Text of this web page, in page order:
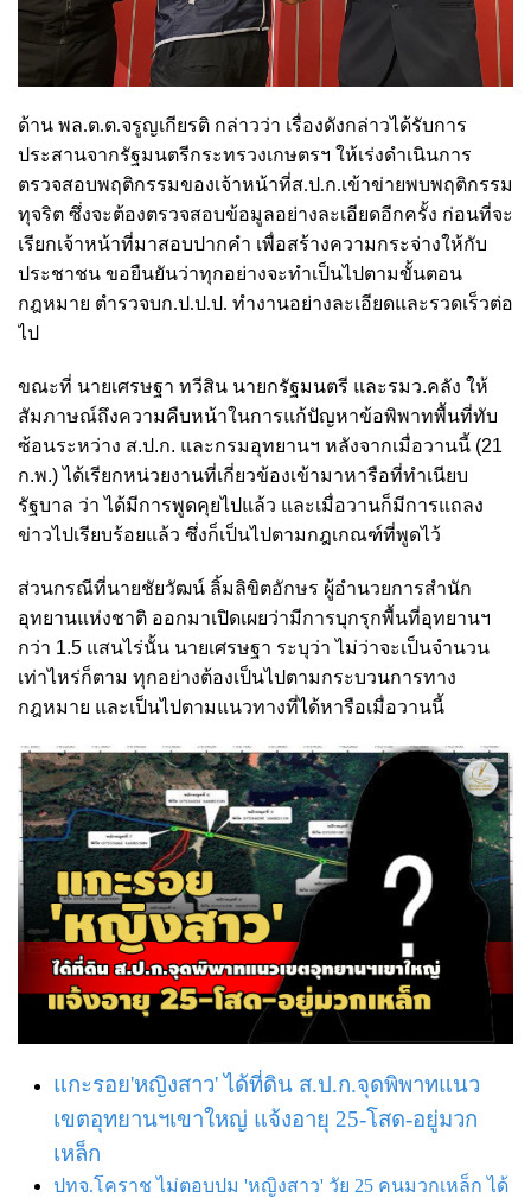
ด้าน พล.ต.ต.จรูญเกียรติ กล่าวว่า เรื่องดังกล่าวได้รับการ
ประสานจากรัฐมนตรีกระทรวงเกษตรฯ ให้เร่งดำเนินการ
ตรวจสอบพฤติกรรมของเจ้าหน้าที่ส.ป.ก.เข้าข่ายพบพฤติกรรม
ทุจริต ซึ่งจะต้องตรวจสอบข้อมูลอย่างละเอียดอีกครั้ง ก่อนที่จะ
เรียกเจ้าหน้าที่มาสอบปากคำ เพื่อสร้างความกระจ่างให้กับ
ประชาชน ขอยืนยันว่าทุกอย่างจะทำเป็นไปตามขั้นตอน
กฎหมาย ตำรวจบก.ป.ป.ป. ทำงานอย่างละเอียดและรวดเร็วต่อ
ไป
ขณะที่ นายเศรษฐา ทวีสิน นายกรัฐมนตรี และรมว.คลัง ให้
สัมภาษณ์ถึงความคืบหน้าในการแก้ปัญหาข้อพิพาทพื้นที่ทับ
ซ้อนระหว่าง ส.ป.ก. และกรมอุทยานฯ หลังจากเมื่อวานนี้ (21
ก.พ.) ได้เรียกหน่วยงานที่เกี่ยวข้องเข้ามาหารือที่ทำเนียบ
รัฐบาล ว่า ได้มีการพูดคุยไปแล้ว และเมื่อวานก็มีการแถลง
ข่าวไปเรียบร้อยแล้ว ซึ่งก็เป็นไปตามกฎเกณฑ์ที่พูดไว้
ส่วนกรณีที่นายชัยวัฒน์ ลิ้มลิขิตอักษร ผู้อำนวยการสำนัก
อุทยานแห่งชาติ ออกมาเปิดเผยว่ามีการบุกรุกพื้นที่อุทยานฯ
กว่า 1.5 แสนไร่นั้น นายเศรษฐา ระบุว่า ไม่ว่าจะเป็นจำนวน
เท่าไหร่ก็ตาม ทุกอย่างต้องเป็นไปตามกระบวนการทาง
กฎหมาย และเป็นไปตามแนวทางที่ได้หารือเมื่อวานนี้
แกะรอย'หญิงสาว' ได้ที่ดิน ส.ป.ก.จุดพิพาทแนว
เขตอุทยานฯเขาใหญ่ แจ้งอายุ 25-โสด-อยู่มวก
เหล็ก
ปทจ.โคราช ไม่ตอบปม 'หญิงสาว' วัย 25 คนมวกเหล็ก ได้